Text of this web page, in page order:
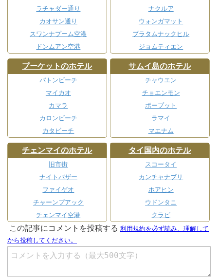
ラチャダー通り
カオサン通り
スワンナプーム空港
ドンムアン空港
ナクルア
ウォンガマット
プラタムナックヒル
ジョムティエン
プーケットのホテル
パトンビーチ
マイカオ
カマラ
カロンビーチ
カタビーチ
サムイ島のホテル
チャウエン
チョエンモン
ボープット
ラマイ
マエナム
チェンマイのホテル
旧市街
ナイトバザー
ファイゲオ
チャーンプアック
チェンマイ空港
タイ国内のホテル
スコータイ
カンチャナブリ
ホアヒン
ウドンタニ
クラビ